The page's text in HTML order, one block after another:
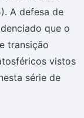
A defesa de
que o
transição
vistos
série de